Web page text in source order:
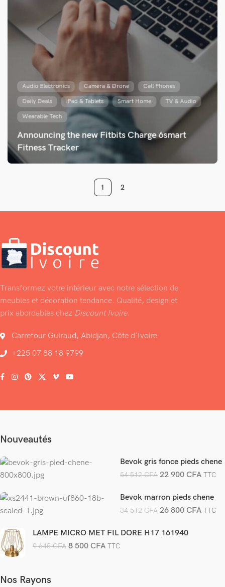
Audio Electronics Camera & Drone Cell Phones
Daily Deals iPad & Tablets Smart Home TV & Audio
Wearable Tech
Announcing the new Fitbits Charge 6smart
Fitness Tracker
1 2
Transformez votre intérieur avec notre sélection de
meubles et décoration tendance. Qualité, design et
prix abordables chez Discount Ivoire.
Carrefour Guiraud, Abidjan, Côte d’Ivoire
+225 07 88 18 9799
Nouveautés
Bevok gris fonce pieds chene
54 512CFA 22 900 CFA TTC
Bevok marron pieds chene
34 512CFA 26 800 CFA TTC
LAMPE MICRO MET FIL DORE H17 161940
9 645CFA 8 500CFA TTC
Nos Rayons